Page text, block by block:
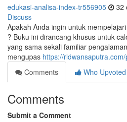
edukasi-analisa-index-tr556905 32
Discuss
Apakah Anda ingin untuk
? Buku ini dirancang khusus untuk
yang sama sekali familiar
mengupas https://
Comments
Who Upvoted
Comments
Submit a Comment